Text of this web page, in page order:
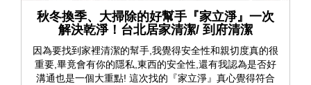
秋冬換季、大掃除的好幫手『家立淨』一次
解決乾淨！台北居家清潔/ 到府清潔
因為要找到家裡清潔的幫手,我覺得安全性和親切度真的很
重要,畢竟會有你的隱私,東西的安全性,還有我認為是否好
溝通也是一個大重點! 這次找的『家立淨』真心覺得符合